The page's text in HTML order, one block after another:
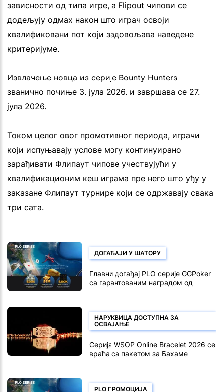
зависности од типа игре, а Flipout чипови се
додељују одмах након што играч освоји
квалификовани пот који задовољава наведене
критеријуме.
Извлачење новца из серије Bounty Hunters
званично почиње 3. јула 2026. и завршава се 27.
јула 2026.
Током целог овог промотивног периода, играчи
који испуњавају услове могу континуирано
зарађивати Флипаут чипове учествујући у
квалификационим кеш играма пре него што уђу у
заказане Флипаут турнире који се одржавају свака
три сата.
ДОГАЂАЈИ У ШАТОРУ
Главни догађај PLO серије GGPoker
са гарантованим наградом од
НАРУКВИЦА ДОСТУПНА ЗА
ОСВАЈАЊЕ
Серија WSOP Online Bracelet 2026 се
враћа са пакетом за Бахаме
PLO ПРОМОЦИЈА